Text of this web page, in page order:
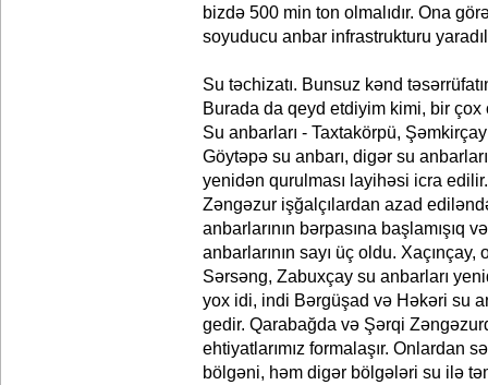
bizdə 500 min ton olmalıdır. Ona
soyuducu anbar infrastrukturu
Su təchizatı. Bunsuz kənd
Burada da qeyd etdiyim kimi, bir
Su anbarları - Taxtakörpü,
Göytəpə su anbarı, digər su
yenidən qurulması layihəsi icra
Zəngəzur işğalçılardan azad
anbarlarının bərpasına başlamışıq
anbarlarının sayı üç oldu.
Sərsəng, Zabuxçay su anbarları
yox idi, indi Bərgüşad və Həkəri su
gedir. Qarabağda və Şərqi
ehtiyatlarımız formalaşır. Onlardan
bölgəni, həm digər bölgələri su ilə